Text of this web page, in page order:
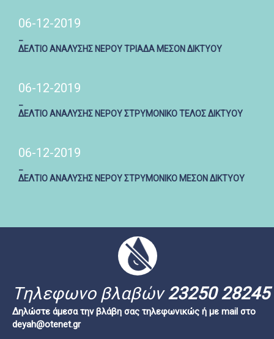
06-12-2019
ΔΕΛΤΙΟ ΑΝΑΛΥΣΗΣ ΝΕΡΟΥ ΤΡΙΑΔΑ ΜΕΣΟΝ ΔΙΚΤΥΟΥ
06-12-2019
ΔΕΛΤΙΟ ΑΝΑΛΥΣΗΣ ΝΕΡΟΥ ΣΤΡΥΜΟΝΙΚΟ ΤΕΛΟΣ ΔΙΚΤΥΟΥ
06-12-2019
ΔΕΛΤΙΟ ΑΝΑΛΥΣΗΣ ΝΕΡΟΥ ΣΤΡΥΜΟΝΙΚΟ ΜΕΣΟΝ ΔΙΚΤΥΟΥ
Tηλεφωνο βλαβών23250 28245
Δηλώστε άμεσα την βλάβη σας τηλεφωνικώς ή με mail στο
deyah@otenet.gr